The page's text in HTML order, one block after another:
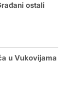
ostali
u Vukovijama